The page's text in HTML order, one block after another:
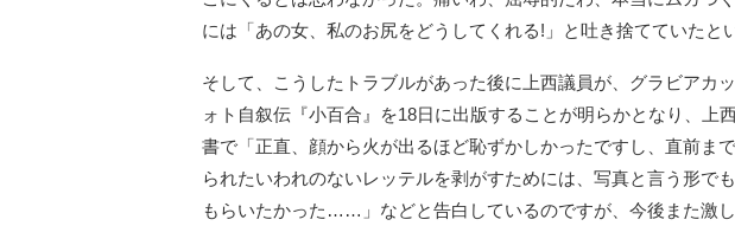
には「あの女、私のお尻をどうしてくれる!」と吐き捨てていたと
そして、こうしたトラブルがあった後に上西議員が、グラビアカ
ォト自叙伝『小百合』を18日に出版することが明らかとなり、上
書で「正直、顔から火が出るほど恥ずかしかったですし、直前ま
られたいわれのないレッテルを剥がすためには、写真と言う形で
もらいたかった……」などと告白しているのですが、今後また激